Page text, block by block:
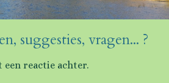
suggesties, vragen... ?
reactie achter.